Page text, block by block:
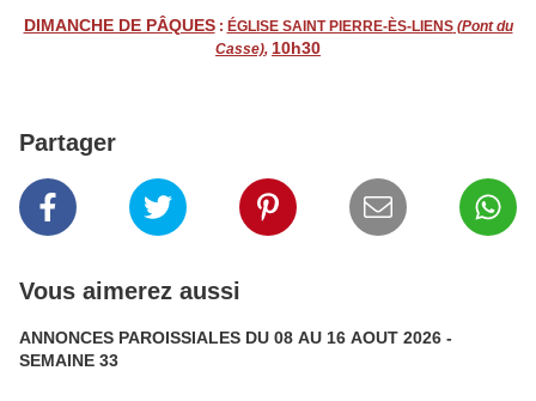
DIMANCHE DE PÂQUES: ÉGLISE SAINT PIERRE-ÈS-LIENS(Pont du
Casse), 10h30
Partager
Vous aimerez aussi
ANNONCES PAROISSIALES DU 08 AU 16 AOUT 2026 -
SEMAINE 33